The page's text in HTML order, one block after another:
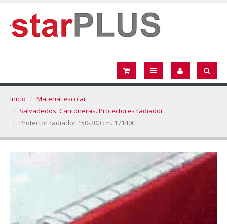
Inicio
Material escolar
Salvadedos. Cantoneras. Protectores radiador
Protector radiador 150-200 cm. 17140C